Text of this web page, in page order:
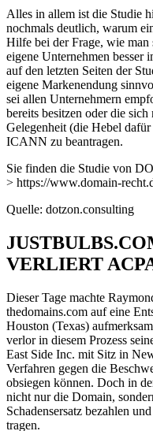
Alles in allem ist die Studie
nochmals deutlich, warum
Hilfe bei der Frage, wie man
eigene Unternehmen besser
auf den letzten Seiten der
eigene Markenendung
sei allen Unternehmern
bereits besitzen oder die
Gelegenheit (die Hebel
ICANN zu beantragen.
Sie finden die Studie von
> https://www.domain-
Quelle: dotzon.consulting
VERLIERT
Dieser Tage machte
thedomains.com auf eine
Houston (Texas)
verlor in diesem Prozess
East Side Inc. mit Sitz in
Verfahren gegen die
obsiegen können. Doch in
nicht nur die Domain,
Schadensersatz bezahlen
tragen.